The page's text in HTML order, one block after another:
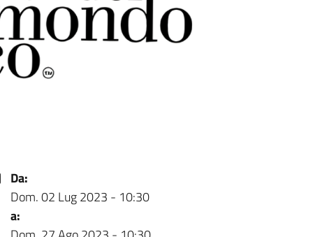
Da:
Dom. 02 Lug 2023 - 10:30
a: